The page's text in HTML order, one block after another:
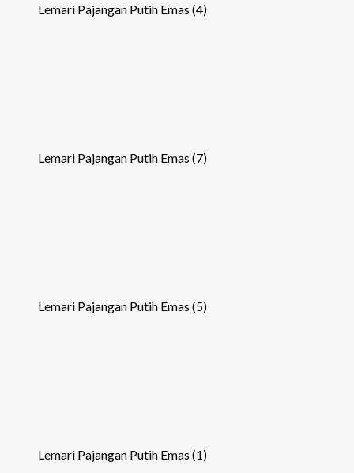
Lemari Pajangan Putih Emas (4)
Lemari Pajangan Putih Emas (7)
Lemari Pajangan Putih Emas (5)
Lemari Pajangan Putih Emas (1)